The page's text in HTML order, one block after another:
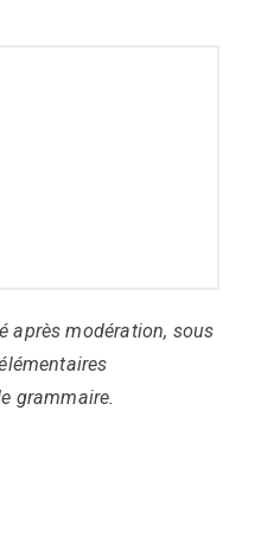
après modération, sous
grammaire.